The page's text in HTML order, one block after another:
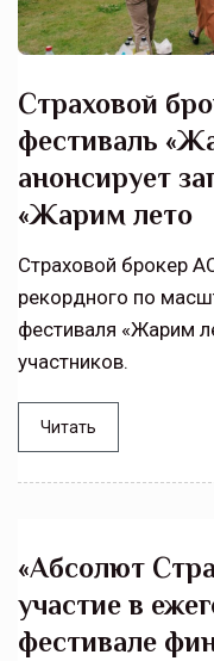
Страховой
фестиваль
анонсирует
«Жарим лето
Страховой брокер
рекордного по
фестиваля «Жарим
участников.
Читать
«Абсолют
участие в
фестивале